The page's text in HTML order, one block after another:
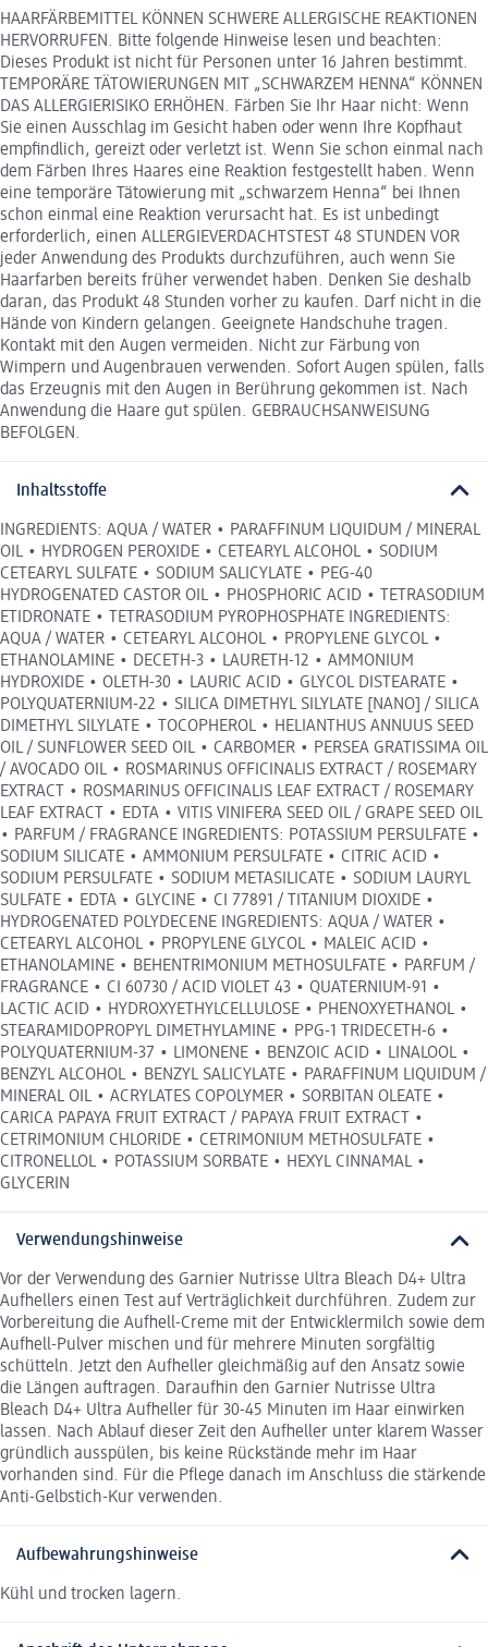
HAARFÄRBEMITTEL KÖNNEN SCHWERE ALLERGISCHE REAKTIONEN
HERVORRUFEN. Bitte folgende Hinweise lesen und beachten:
Dieses Produkt ist nicht für Personen unter 16 Jahren bestimmt.
TEMPORÄRE TÄTOWIERUNGEN MIT „SCHWARZEM HENNA“ KÖNNEN
DAS ALLERGIERISIKO ERHÖHEN. Färben Sie Ihr Haar nicht: Wenn
Sie einen Ausschlag im Gesicht haben oder wenn Ihre Kopfhaut
empfindlich, gereizt oder verletzt ist. Wenn Sie schon einmal nach
dem Färben Ihres Haares eine Reaktion festgestellt haben. Wenn
eine temporäre Tätowierung mit „schwarzem Henna“ bei Ihnen
schon einmal eine Reaktion verursacht hat. Es ist unbedingt
erforderlich, einen ALLERGIEVERDACHTSTEST 48 STUNDEN VOR
jeder Anwendung des Produkts durchzuführen, auch wenn Sie
Haarfarben bereits früher verwendet haben. Denken Sie deshalb
daran, das Produkt 48 Stunden vorher zu kaufen. Darf nicht in die
Hände von Kindern gelangen. Geeignete Handschuhe tragen.
Kontakt mit den Augen vermeiden. Nicht zur Färbung von
Wimpern und Augenbrauen verwenden. Sofort Augen spülen, falls
das Erzeugnis mit den Augen in Berührung gekommen ist. Nach
Anwendung die Haare gut spülen. GEBRAUCHSANWEISUNG
BEFOLGEN.
Inhaltsstoffe
INGREDIENTS: AQUA / WATER • PARAFFINUM LIQUIDUM / MINERAL
OIL • HYDROGEN PEROXIDE • CETEARYL ALCOHOL • SODIUM
CETEARYL SULFATE • SODIUM SALICYLATE • PEG-40
HYDROGENATED CASTOR OIL • PHOSPHORIC ACID • TETRASODIUM
ETIDRONATE • TETRASODIUM PYROPHOSPHATE INGREDIENTS:
AQUA / WATER • CETEARYL ALCOHOL • PROPYLENE GLYCOL •
ETHANOLAMINE • DECETH-3 • LAURETH-12 • AMMONIUM
HYDROXIDE • OLETH-30 • LAURIC ACID • GLYCOL DISTEARATE •
POLYQUATERNIUM-22 • SILICA DIMETHYL SILYLATE [NANO] / SILICA
DIMETHYL SILYLATE • TOCOPHEROL • HELIANTHUS ANNUUS SEED
OIL / SUNFLOWER SEED OIL • CARBOMER • PERSEA GRATISSIMA OIL
/ AVOCADO OIL • ROSMARINUS OFFICINALIS EXTRACT / ROSEMARY
EXTRACT • ROSMARINUS OFFICINALIS LEAF EXTRACT / ROSEMARY
LEAF EXTRACT • EDTA • VITIS VINIFERA SEED OIL / GRAPE SEED OIL
• PARFUM / FRAGRANCE INGREDIENTS: POTASSIUM PERSULFATE •
SODIUM SILICATE • AMMONIUM PERSULFATE • CITRIC ACID •
SODIUM PERSULFATE • SODIUM METASILICATE • SODIUM LAURYL
SULFATE • EDTA • GLYCINE • CI 77891 / TITANIUM DIOXIDE •
HYDROGENATED POLYDECENE INGREDIENTS: AQUA / WATER •
CETEARYL ALCOHOL • PROPYLENE GLYCOL • MALEIC ACID •
ETHANOLAMINE • BEHENTRIMONIUM METHOSULFATE • PARFUM /
FRAGRANCE • CI 60730 / ACID VIOLET 43 • QUATERNIUM-91 •
LACTIC ACID • HYDROXYETHYLCELLULOSE • PHENOXYETHANOL •
STEARAMIDOPROPYL DIMETHYLAMINE • PPG-1 TRIDECETH-6 •
POLYQUATERNIUM-37 • LIMONENE • BENZOIC ACID • LINALOOL •
BENZYL ALCOHOL • BENZYL SALICYLATE • PARAFFINUM LIQUIDUM /
MINERAL OIL • ACRYLATES COPOLYMER • SORBITAN OLEATE •
CARICA PAPAYA FRUIT EXTRACT / PAPAYA FRUIT EXTRACT •
CETRIMONIUM CHLORIDE • CETRIMONIUM METHOSULFATE •
CITRONELLOL • POTASSIUM SORBATE • HEXYL CINNAMAL •
GLYCERIN
Verwendungshinweise
Vor der Verwendung des Garnier Nutrisse Ultra Bleach D4+ Ultra
Aufhellers einen Test auf Verträglichkeit durchführen. Zudem zur
Vorbereitung die Aufhell-Creme mit der Entwicklermilch sowie dem
Aufhell-Pulver mischen und für mehrere Minuten sorgfältig
schütteln. Jetzt den Aufheller gleichmäßig auf den Ansatz sowie
die Längen auftragen. Daraufhin den Garnier Nutrisse Ultra
Bleach D4+ Ultra Aufheller für 30-45 Minuten im Haar einwirken
lassen. Nach Ablauf dieser Zeit den Aufheller unter klarem Wasser
gründlich ausspülen, bis keine Rückstände mehr im Haar
vorhanden sind. Für die Pflege danach im Anschluss die stärkende
Anti-Gelbstich-Kur verwenden.
Aufbewahrungshinweise
Kühl und trocken lagern.